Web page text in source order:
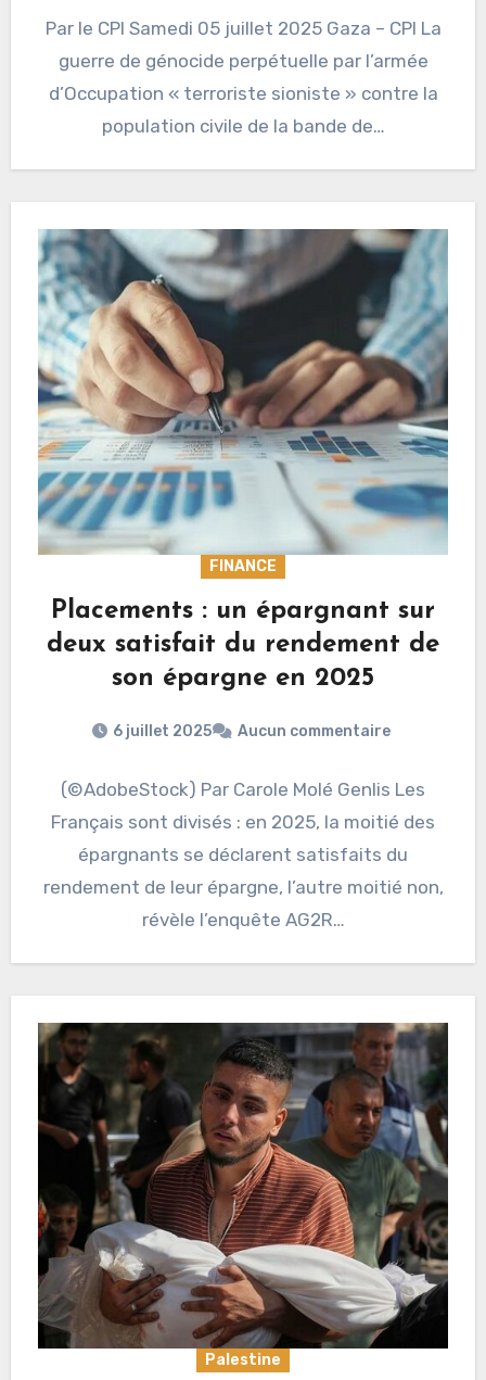
Par le CPI Samedi 05 juillet 2025 Gaza – CPI La
guerre de génocide perpétuelle par l’armée
d’Occupation « terroriste sioniste » contre la
population civile de la bande de…
FINANCE
Placements : un épargnant sur
deux satisfait du rendement de
son épargne en 2025
6 juillet 2025 Aucun commentaire
(©AdobeStock) Par Carole Molé Genlis Les
Français sont divisés : en 2025, la moitié des
épargnants se déclarent satisfaits du
rendement de leur épargne, l’autre moitié non,
révèle l’enquête AG2R…
Palestine